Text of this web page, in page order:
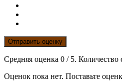
Отправить оценку
Средняя оценка 0 / 5. Количество
Оценок пока нет. Поставьте